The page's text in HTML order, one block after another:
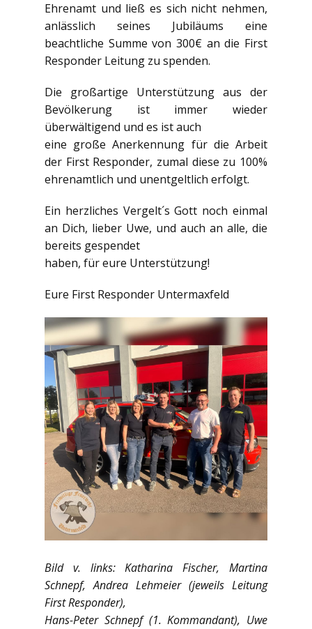
Ehrenamt und ließ es sich nicht nehmen,
anlässlich seines Jubiläums eine
beachtliche Summe von 300€ an die First
Responder Leitung zu spenden.
Die großartige Unterstützung aus der
Bevölkerung ist immer wieder
überwältigend und es ist auch
eine große Anerkennung für die Arbeit
der First Responder, zumal diese zu 100%
ehrenamtlich und unentgeltlich erfolgt.
Ein herzliches Vergelt´s Gott noch einmal
an Dich, lieber Uwe, und auch an alle, die
bereits gespendet
haben, für eure Unterstützung!
Eure First Responder Untermaxfeld
Bild v. links: Katharina Fischer, Martina
Schnepf, Andrea Lehmeier (jeweils Leitung
First Responder),
Hans-Peter Schnepf (1. Kommandant), Uwe